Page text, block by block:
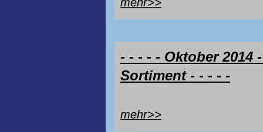
- - - - - Oktober 2014
Sortiment - - - - -
mehr>>